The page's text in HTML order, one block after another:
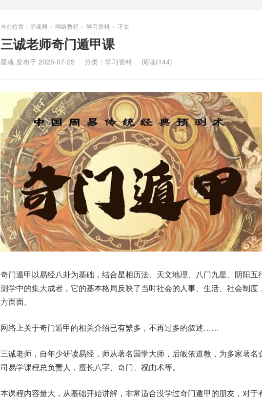
当前位置： 星魂网 > 网络教程 > 学习资料 > 正文
三诚老师奇门遁甲课
星魂 发布于 2025-07-25 分类： 学习资料 阅读(144)
奇门遁甲以易经八卦为基础，结合星相历法、天文地理、八门九星、阴阳五
测学中的集大成者，它的基本格局反映了当时社会的人事、生活、社会制
方面面。
网络上关于奇门遁甲的相关介绍已有繁多，不再过多的叙述……
三诚老师，自年少研读易经，师从著名国学大师，后皈依道教，为多家著名
司易学课程总负责人，擅长八字、奇门、祝由术等。
本课程内容量大，从基础开始讲解，非常适合没学过奇门遁甲的朋友，对于